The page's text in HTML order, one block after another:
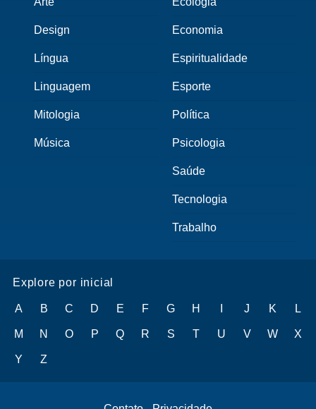
Design
Língua
Linguagem
Mitologia
Música
Economia
Espiritualidade
Esporte
Política
Psicologia
Saúde
Tecnologia
Trabalho
Explore por inicial
A B C D E F G H J K L
M N O P Q R S T U V W X
Y Z